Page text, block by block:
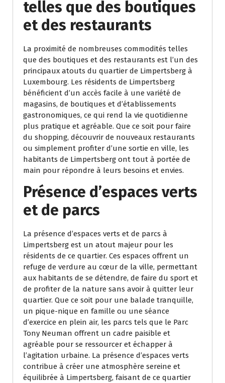
telles que des boutiques
et des restaurants
La proximité de nombreuses commodités telles
que des boutiques et des restaurants est l’un des
principaux atouts du quartier de Limpertsberg à
Luxembourg. Les résidents de Limpertsberg
bénéficient d’un accès facile à une variété de
magasins, de boutiques et d’établissements
gastronomiques, ce qui rend la vie quotidienne
plus pratique et agréable. Que ce soit pour faire
du shopping, découvrir de nouveaux restaurants
ou simplement profiter d’une sortie en ville, les
habitants de Limpertsberg ont tout à portée de
main pour répondre à leurs besoins et envies.
Présence d’espaces verts
et de parcs
La présence d’espaces verts et de parcs à
Limpertsberg est un atout majeur pour les
résidents de ce quartier. Ces espaces offrent un
refuge de verdure au cœur de la ville, permettant
aux habitants de se détendre, de faire du sport et
de profiter de la nature sans avoir à quitter leur
quartier. Que ce soit pour une balade tranquille,
un pique-nique en famille ou une séance
d’exercice en plein air, les parcs tels que le Parc
Tony Neuman offrent un cadre paisible et
agréable pour se ressourcer et échapper à
l’agitation urbaine. La présence d’espaces verts
contribue à créer une atmosphère sereine et
équilibrée à Limpertsberg, faisant de ce quartier